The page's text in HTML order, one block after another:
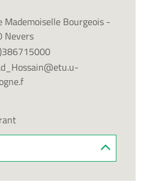
Mademoiselle Bourgeois -
Nevers